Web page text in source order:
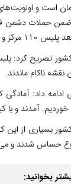
مرکز و بعد پلیس پیشگیری.
تصریح کرد:
نقشه ناکام ماندند.
ادامه داد:
آمدند و با
بسیاری از
حساس شدند و
بخوانید: